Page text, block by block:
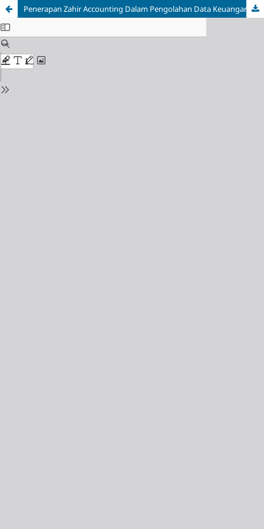
Penerapan Zahir Accounting Dalam Pengolahan Data Keuangan PT. Aneka Tusma